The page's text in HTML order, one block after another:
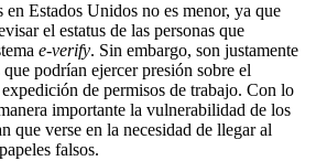
en Estados Unidos no es menor, ya que
el estatus de las personas que
e-verify. Sin embargo, son justamente
que podrían ejercer presión sobre el
de permisos de trabajo. Con lo
importante la vulnerabilidad de los
que verse en la necesidad de llegar al
falsos.